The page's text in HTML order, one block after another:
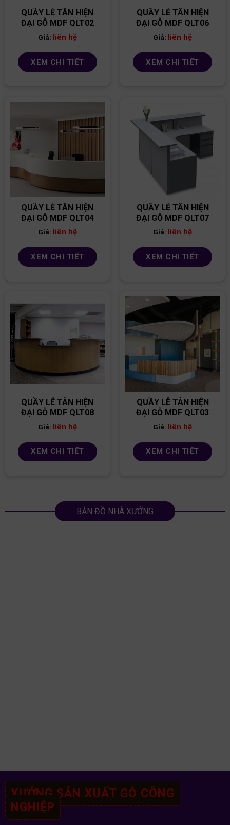
QUẦY LỄ TÂN HIỆN
ĐẠI GỖ MDF QLT02
Giá: liên hệ
XEM CHI TIẾT
QUẦY LỄ TÂN HIỆN
ĐẠI GỖ MDF QLT06
Giá: liên hệ
XEM CHI TIẾT
QUẦY LỄ TÂN HIỆN
ĐẠI GỖ MDF QLT04
Giá: liên hệ
XEM CHI TIẾT
QUẦY LỄ TÂN HIỆN
ĐẠI GỖ MDF QLT07
Giá: liên hệ
XEM CHI TIẾT
QUẦY LỄ TÂN HIỆN
ĐẠI GỖ MDF QLT08
Giá: liên hệ
XEM CHI TIẾT
QUẦY LỄ TÂN HIỆN
ĐẠI GỖ MDF QLT03
Giá: liên hệ
XEM CHI TIẾT
BẢN ĐỒ NHÀ XƯỞNG
XƯỞNG SẢN XUẤT GỖ CÔNG
NGHIỆP